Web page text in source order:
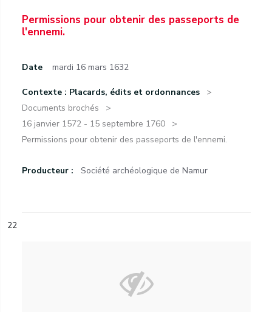
Permissions pour obtenir des passeports de
l'ennemi.
Date mardi 16 mars 1632
Contexte : Placards, édits et ordonnances
Documents brochés
16 janvier 1572 - 15 septembre 1760
Permissions pour obtenir des passeports de l'ennemi.
Producteur : Société archéologique de Namur
22